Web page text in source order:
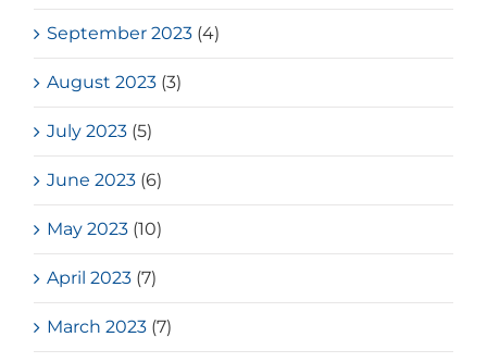
September 2023 (4)
August 2023 (3)
July 2023 (5)
June 2023 (6)
May 2023 (10)
April 2023 (7)
March 2023 (7)